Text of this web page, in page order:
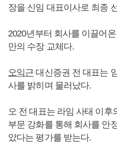
장을 신임 대표이사로 최종
2020년부터 회사를 이끌어온
만의 수장 교체다.
오익근 대신증권 전 대표는
사를 밝히며 물러났다.
오 전 대표는 라임 사태 이후
부문 강화를 통해 회사를 안
았다는 평가를 받는다.